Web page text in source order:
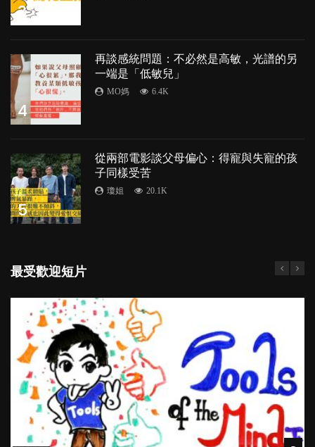
3
4
再談感統問題：不必然是高敏，光譜的另
一端是「低敏兒」
MO媽 6.4K
5
從兩部電影談父母偏心：得寵與失寵的孩
子同樣受苦
瓊姐 20.1K
最受歡迎短片